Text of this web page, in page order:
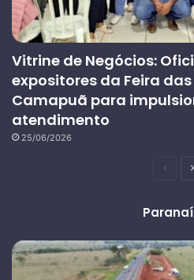
Vitrine de Negócios:
expositores da Feira
Camapuã para
atendimento
25/06/2026
Página